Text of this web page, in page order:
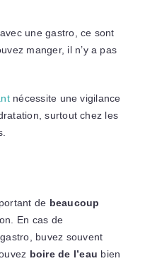
avec une gastro, ce sont
manger, il n’y a pas
nécessite une vigilance
surtout chez les
de beaucoup
En cas de
buvez souvent
boire de l’eau bien